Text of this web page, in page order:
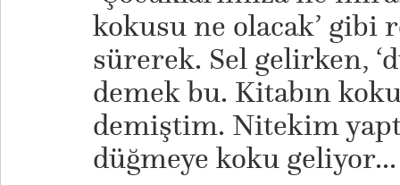
kokusu ne olacak’ gibi
sürerek. Sel gelirken,
demek bu. Kitabın
demiştim. Nitekim
düğmeye koku geliyor...